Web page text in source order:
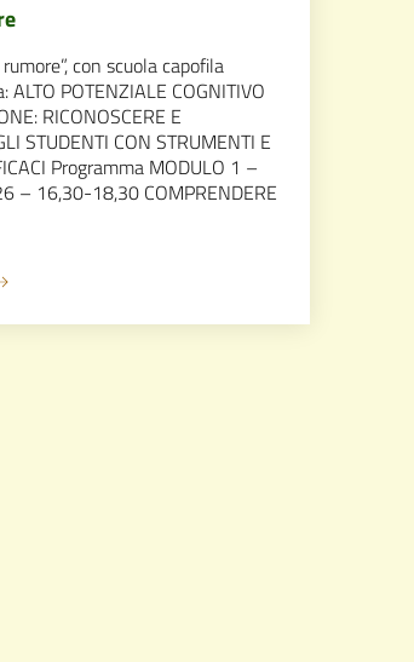
con scuola capofila
ALTO POTENZIALE COGNITIVO
RICONOSCERE E
STUDENTI CON STRUMENTI E
Programma MODULO 1 –
– 16,30-18,30 COMPRENDERE